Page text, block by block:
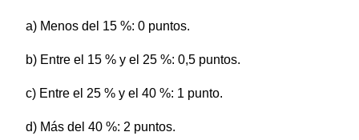
a) Menos del 15 %: 0 puntos.
b) Entre el 15 % y el 25 %: 0,5 puntos.
c) Entre el 25 % y el 40 %: 1 punto.
d) Más del 40 %: 2 puntos.